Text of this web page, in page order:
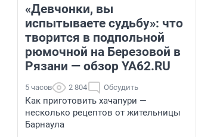
«Девчонки, вы
испытываете судьбу»: что
творится в подпольной
рюмочной на Березовой в
Рязани — обзор YA62.RU
5 часов 2 804 Обсудить
Как приготовить хачапури —
несколько рецептов от жительницы
Барнаула